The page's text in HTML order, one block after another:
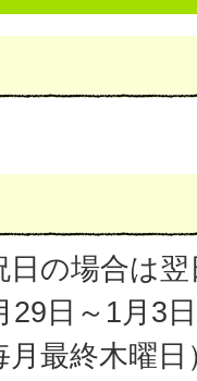
日の場合は翌
29日～1月3
月最終木曜日